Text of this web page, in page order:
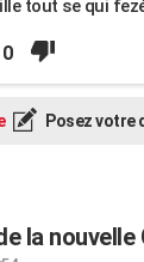
tout se qui
0
Posez votre
la nouvelle